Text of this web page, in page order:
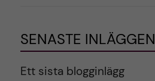
SENASTE INLÄGGEN
Ett sista blogginlägg